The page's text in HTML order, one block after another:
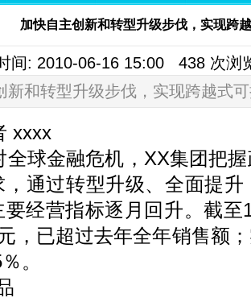
加快自主创新和转型升级步伐，实现跨
间: 2010-06-16 15:00 438 次
新和转型升级步伐，实现跨越式
xxxx
金融危机，XX集团把握
，通过转型升级、全面提
要经营指标逐月回升。截至
，已超过去年全年销售额
。